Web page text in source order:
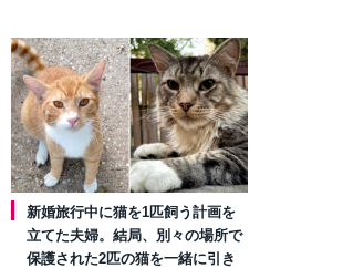
新婚旅行中に猫を1匹飼う計画を
立てた夫婦。結局、別々の場所で
保護された2匹の猫を一緒に引き